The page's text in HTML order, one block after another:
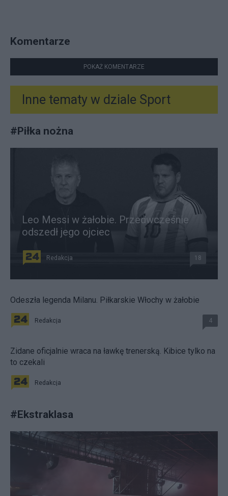
Komentarze
POKAŻ KOMENTARZE
Inne tematy w dziale Sport
#Piłka nożna
Leo Messi w żałobie. Przedwcześnie
odszedł jego ojciec
Redakcja 18
Odeszła legenda Milanu. Piłkarskie Włochy w żałobie
Redakcja 4
Zidane oficjalnie wraca na ławkę trenerską. Kibice tylko na
to czekali
Redakcja
#Ekstraklasa